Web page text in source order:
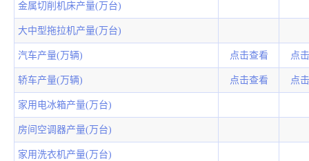
金属切削机床产量(万台)
大中型拖拉机产量(万台)
汽车产量(万辆) 点击查看 点
轿车产量(万辆) 点击查看 点
家用电冰箱产量(万台)
房间空调器产量(万台)
家用洗衣机产量(万台)